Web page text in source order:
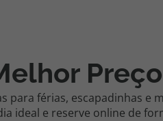
Preço
férias, escapadinhas e
ideal e reserve online de